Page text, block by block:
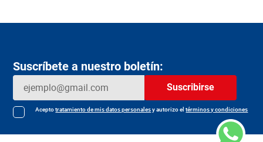
Suscríbete a nuestro boletín:
Suscribirse
Aceptotratamiento de mis datos personalesy autorizo eltérminos y condiciones